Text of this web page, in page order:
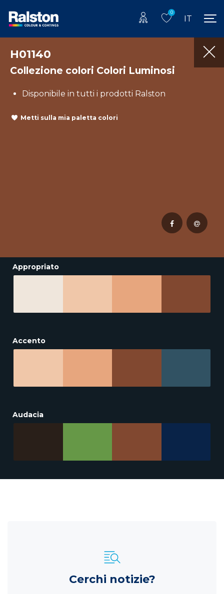
0
IT
H01140
Collezione colori Colori Luminosi
Disponibile in tutti i prodotti Ralston
Metti sulla mia paletta colori
Appropriato
Accento
Audacia
Cerchi notizie?